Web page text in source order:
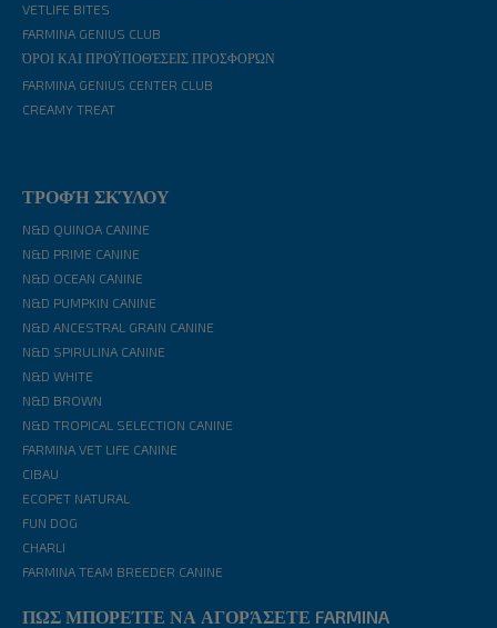
VETLIFE BITES
FARMINA GENIUS CLUB
ΌΡΟΙ ΚΑΙ ΠΡΟΫΠΟΘΈΣΕΙΣ ΠΡΟΣΦΟΡΏΝ
FARMINA GENIUS CENTER CLUB
CREAMY TREAT
ΤΡΟΦΉ ΣΚΎΛΟΥ
N&D QUINOA CANINE
N&D PRIME CANINE
N&D OCEAN CANINE
N&D PUMPKIN CANINE
N&D ANCESTRAL GRAIN CANINE
N&D SPIRULINA CANINE
N&D WHITE
N&D BROWN
N&D TROPICAL SELECTION CANINE
FARMINA VET LIFE CANINE
CIBAU
ECOPET NATURAL
FUN DOG
CHARLI
FARMINA TEAM BREEDER CANINE
ΠΩΣ ΜΠΟΡΕΊΤΕ ΝΑ ΑΓΟΡΆΣΕΤΕ FARMINA